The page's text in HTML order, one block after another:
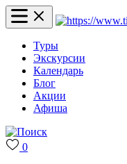
Туры
Экскурсии
Календарь
Блог
Акции
Афиша
0